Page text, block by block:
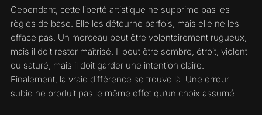
Cependant, cette liberté artistique ne supprime pas les
règles de base. Elle les détourne parfois, mais elle ne les
efface pas. Un morceau peut être volontairement rugueux,
mais il doit rester maîtrisé. Il peut être sombre, étroit, violent
ou saturé, mais il doit garder une intention claire.
Finalement, la vraie différence se trouve là. Une erreur
subie ne produit pas le même effet qu’un choix assumé.